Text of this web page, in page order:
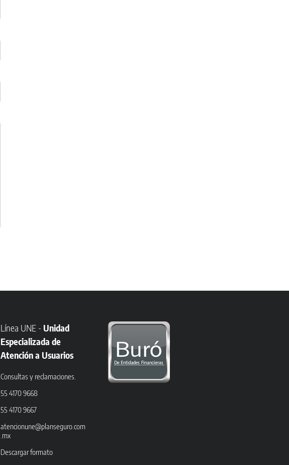
Línea UNE - Unidad
Especializada de
Atención a Usuarios
Consultas y reclamaciones.
55 4170 9668
55 4170 9667
atencionune@planseguro.com
.mx
Descargar formato